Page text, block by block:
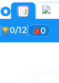
0/12 0